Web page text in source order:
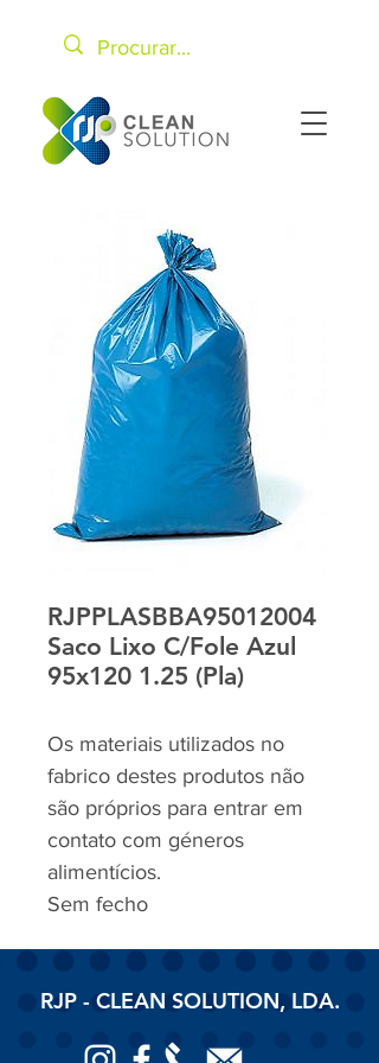
RJPPLASBBA95012004
Saco Lixo C/Fole Azul
95x120 1.25 (Pla)
Os materiais utilizados no
fabrico destes produtos não
são próprios para entrar em
contato com géneros
alimentícios.
Sem fecho
RJP - CLEAN SOLUTION, LDA.